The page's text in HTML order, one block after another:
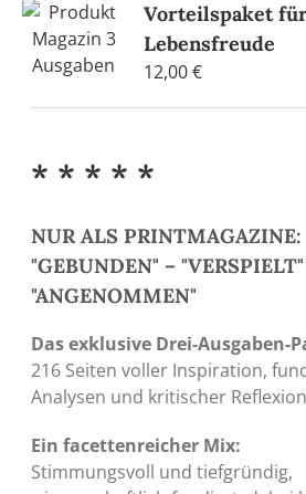
Vorteilspaket
Lebensfreude
12,00€
* * * * *
NUR ALS PRINTMAGAZINE:
"GEBUNDEN" –
"ANGENOMMEN"
Das exklusive Drei-Ausgaben-
216 Seiten voller Inspiration,
Analysen und kritischer
Ein facettenreicher Mix:
Stimmungsvoll und tiefgründig,